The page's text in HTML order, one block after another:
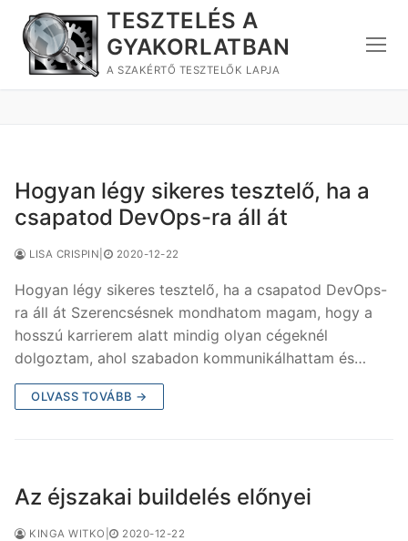
Ugrás
tartalomra
TESZTELÉS A
GYAKORLATBAN
A SZAKÉRTŐ TESZTELŐK LAPJA
Hogyan légy sikeres tesztelő, ha a
csapatod DevOps-ra áll át
LISA CRISPIN 2020-12-22
Hogyan légy sikeres tesztelő, ha a csapatod DevOps-
ra áll át Szerencsésnek mondhatom magam, hogy a
hosszú karrierem alatt mindig olyan cégeknél
dolgoztam, ahol szabadon kommunikálhattam és…
OLVASS TOVÁBB →
Az éjszakai buildelés előnyei
KINGA WITKO 2020-12-22